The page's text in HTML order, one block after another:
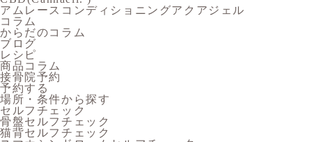
アムレースコンディショニングアクアジェル
コラム
からだのコラム
ブログ
レシピ
商品コラム
接骨院予約
予約する
場所・条件から探す
セルフチェック
骨盤セルフチェック
猫背セルフチェック